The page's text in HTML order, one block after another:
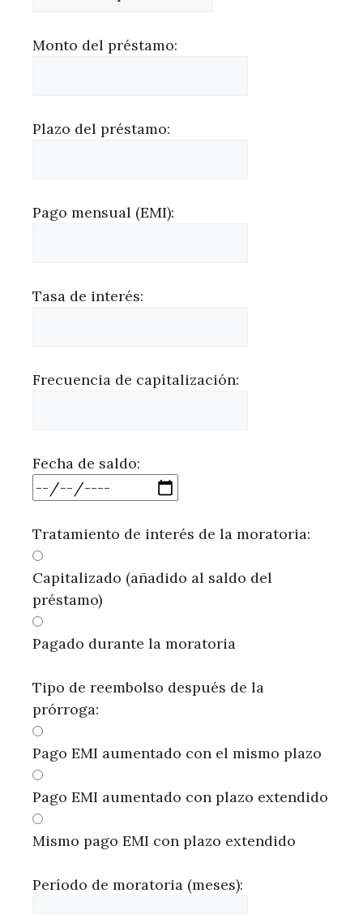
Monto del préstamo:
Plazo del préstamo:
Pago mensual (EMI):
Tasa de interés:
Frecuencia de capitalización:
Fecha de saldo:
Tratamiento de interés de la moratoria:
Capitalizado (añadido al saldo del
préstamo)
Pagado durante la moratoria
Tipo de reembolso después de la
prórroga:
Pago EMI aumentado con el mismo plazo
Pago EMI aumentado con plazo extendido
Mismo pago EMI con plazo extendido
Período de moratoria (meses):